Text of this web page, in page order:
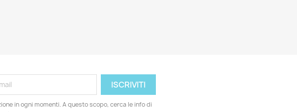
in ogni momenti. A questo scopo, cerca le info di